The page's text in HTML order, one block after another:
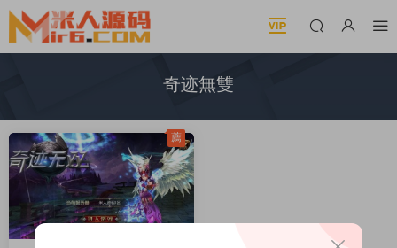
奇迹無雙
薦